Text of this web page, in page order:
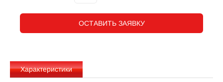
ОСТАВИТЬ ЗАЯВКУ
Характеристики